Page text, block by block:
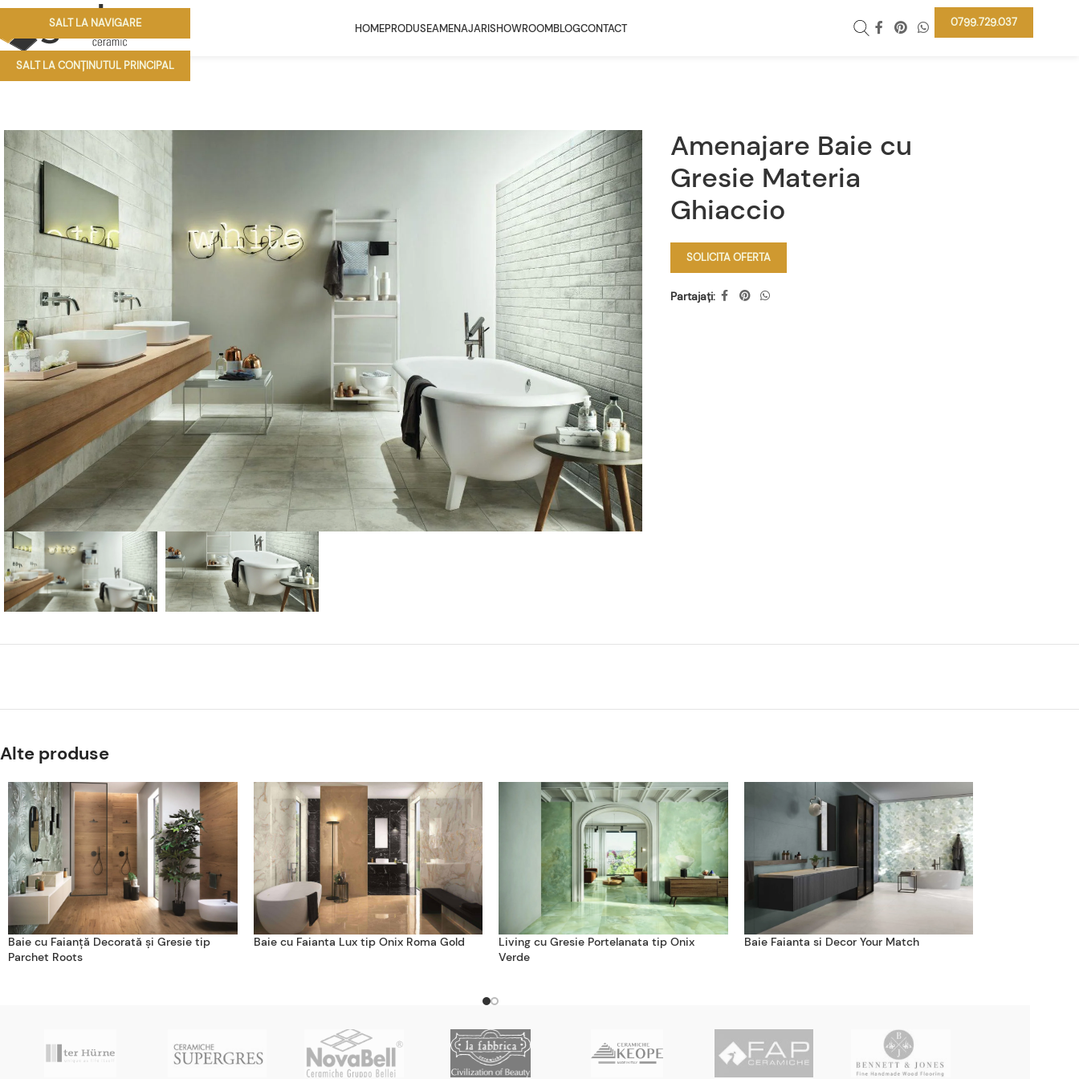
SALT LA NAVIGARE
SALT LA CONȚINUTUL PRINCIPAL
HOMEPRODUSEAMENAJARISHOWROOMBLOGCONTACT 0799.729.037
Amenajare Baie cu
Gresie Materia
Ghiaccio
SOLICITA OFERTA
Partajați:
Alte produse
Baie cu Faianță Decorată și Gresie tip
Parchet Roots
Baie cu Faianta Lux tip Onix Roma Gold
Living cu Gresie Portelanata tip Onix
Verde
Baie Faianta si Decor Your Match